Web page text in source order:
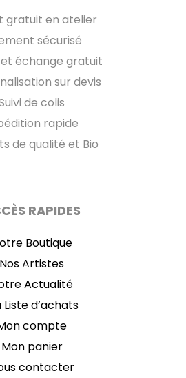
gratuit en atelier
sécurisé
échange gratuit
sur devis
de colis
rapide
de qualité et Bio
RAPIDES
Boutique
Nos Artistes
Actualité
Liste d’achats
compte
Mon panier
contacter